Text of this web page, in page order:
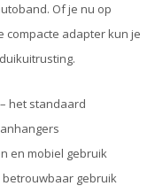
Of je nu op
compacte adapter kun je
het standaard
en mobiel gebruik
betrouwbaar gebruik